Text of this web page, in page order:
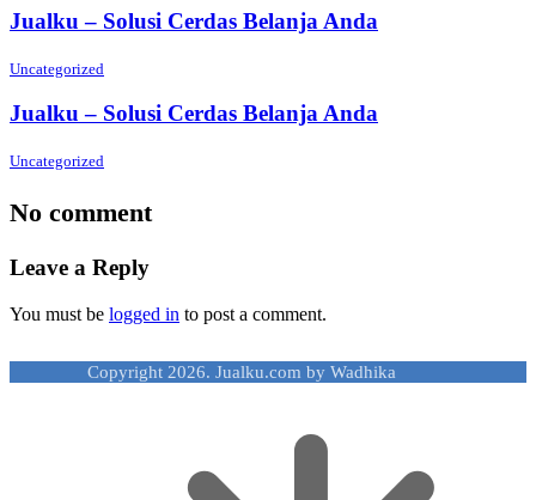
Jualku – Solusi Cerdas Belanja Anda
Uncategorized
Jualku – Solusi Cerdas Belanja Anda
Uncategorized
No comment
Leave a Reply
You must be logged in to post a comment.
Copyright 2026. Jualku.com by Wadhika